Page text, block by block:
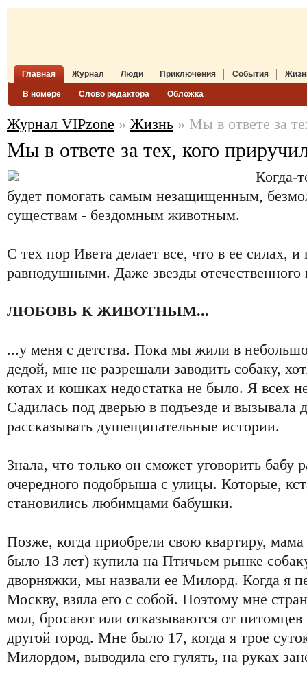
Главная Журнал
В номере Слово редактора Обложка
Люди Приключения События
Журнал VIPzone » Жизнь » Мы в ответе за
Мы в ответе за тех, кого
Когда-
будет помогать самым незащищенным,
существам - бездомным животным.
С тех пор Ивета делает все, что в ее силах,
равнодушными. Даже звезды
ЛЮБОВЬ К ЖИВОТНЫМ...
...у меня с детства. Пока мы жили в
дедой, мне не разрешали заводить собаку,
котах и кошках недостатка не было. Я всех
Садилась под дверью в подъезде и вызывала
рассказывать душещипательные истории.
Знала, что только он сможет уговорить бабу
очередного подобрыша с улицы. Которые,
становились любимцами бабушки.
Позже, когда приобрели свою квартиру,
было 13 лет) купила на Птичьем рынке
дворняжки, мы назвали ее Милорд. Когда я
Москву, взяла его с собой. Поэтому мне
мол, бросают или отказываются от питомцев
другой город. Мне было 17, когда я трое
Милордом, выводила его гулять, на руках